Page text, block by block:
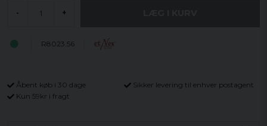
- +
R8023.56
Åbent køb i 30 dage
Sikker levering til enhver postagent
Kun 59kr i fragt